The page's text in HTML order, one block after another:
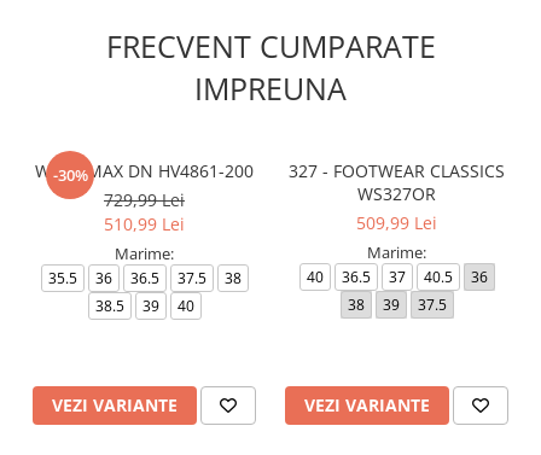
FRECVENT CUMPARATE
IMPREUNA
-30%
W AIR MAX DN HV4861-200
729,99 Lei
510,99 Lei
Marime:
35.5 36 36.5 37.5
38
38.5
39 40
VEZI VARIANTE
327 - FOOTWEAR CLASSICS
WS327OR
509,99 Lei
Marime:
40 36.5 37 40.5
36
38
39 37.5
VEZI VARIANTE